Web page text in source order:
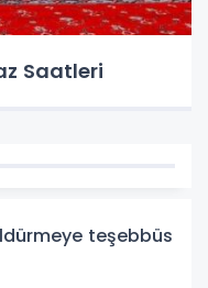
Saatleri
teşebbüs